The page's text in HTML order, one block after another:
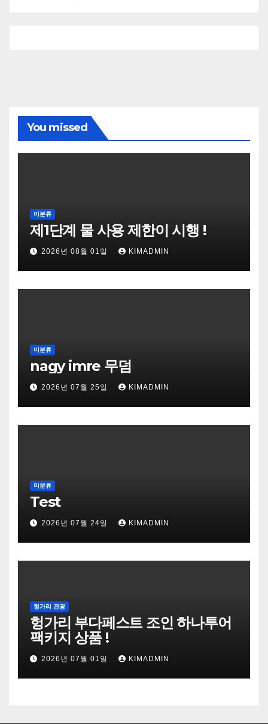
You missed
미분류
제1단계 물 사용 제한이 시행 !
2026년 08월 01일 KIMADMIN
미분류
nagy imre 무덤
2026년 07월 25일 KIMADMIN
미분류
Test
2026년 07월 24일 KIMADMIN
헝가리 관광
헝가리 부다페스트 조인 하나투어
팩키지 상품 !
2026년 07월 01일 KIMADMIN